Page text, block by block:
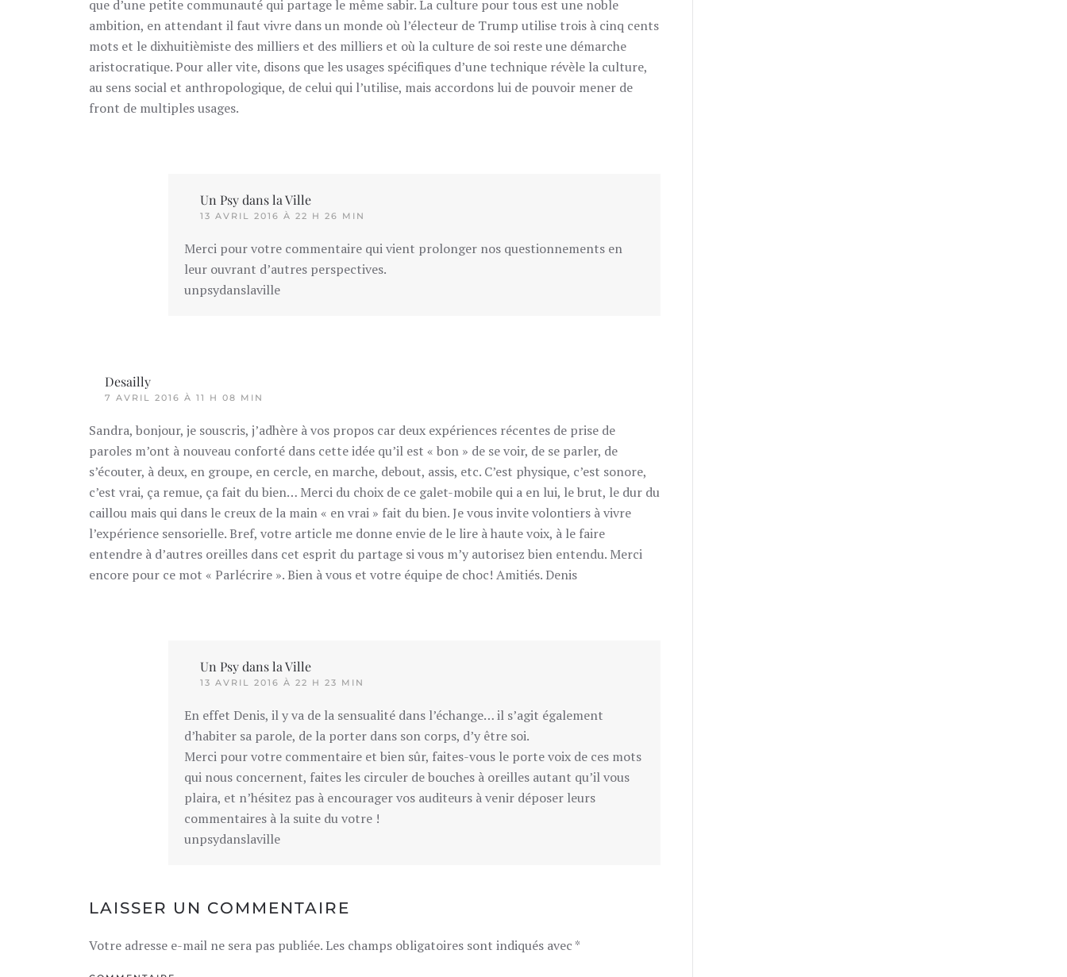
que d’une petite communauté qui partage le même sabir. La culture pour tous est une noble
ambition, en attendant il faut vivre dans un monde où l’électeur de Trump utilise trois à cinq cents
mots et le dixhuitièmiste des milliers et des milliers et où la culture de soi reste une démarche
aristocratique. Pour aller vite, disons que les usages spécifiques d’une technique révèle la culture,
au sens social et anthropologique, de celui qui l’utilise, mais accordons lui de pouvoir mener de
front de multiples usages.
Un Psy dans la Ville
13 AVRIL 2016 À 22 H 26 MIN
Merci pour votre commentaire qui vient prolonger nos questionnements en
leur ouvrant d’autres perspectives.
unpsydanslaville
Desailly
7 AVRIL 2016 À 11 H 08 MIN
Sandra, bonjour, je souscris, j’adhère à vos propos car deux expériences récentes de prise de
paroles m’ont à nouveau conforté dans cette idée qu’il est « bon » de se voir, de se parler, de
s’écouter, à deux, en groupe, en cercle, en marche, debout, assis, etc. C’est physique, c’est sonore,
c’est vrai, ça remue, ça fait du bien… Merci du choix de ce galet-mobile qui a en lui, le brut, le dur du
caillou mais qui dans le creux de la main « en vrai » fait du bien. Je vous invite volontiers à vivre
l’expérience sensorielle. Bref, votre article me donne envie de le lire à haute voix, à le faire
entendre à d’autres oreilles dans cet esprit du partage si vous m’y autorisez bien entendu. Merci
encore pour ce mot « Parlécrire ». Bien à vous et votre équipe de choc! Amitiés. Denis
Un Psy dans la Ville
13 AVRIL 2016 À 22 H 23 MIN
En effet Denis, il y va de la sensualité dans l’échange… il s’agit également
d’habiter sa parole, de la porter dans son corps, d’y être soi.
Merci pour votre commentaire et bien sûr, faites-vous le porte voix de ces mots
qui nous concernent, faites les circuler de bouches à oreilles autant qu’il vous
plaira, et n’hésitez pas à encourager vos auditeurs à venir déposer leurs
commentaires à la suite du votre !
unpsydanslaville
LAISSER UN COMMENTAIRE
Votre adresse e-mail ne sera pas publiée. Les champs obligatoires sont indiqués avec *